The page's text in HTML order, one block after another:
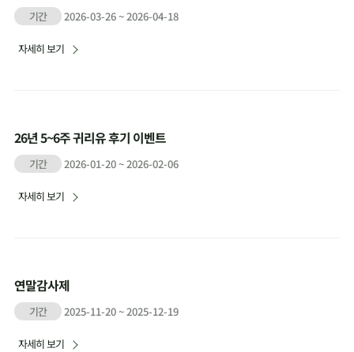
기간 2026-03-26 ~ 2026-04-18
자세히 보기
26년 5~6주 귀리유 후기 이벤트
기간 2026-01-20 ~ 2026-02-06
자세히 보기
연말감사제
기간 2025-11-20 ~ 2025-12-19
자세히 보기